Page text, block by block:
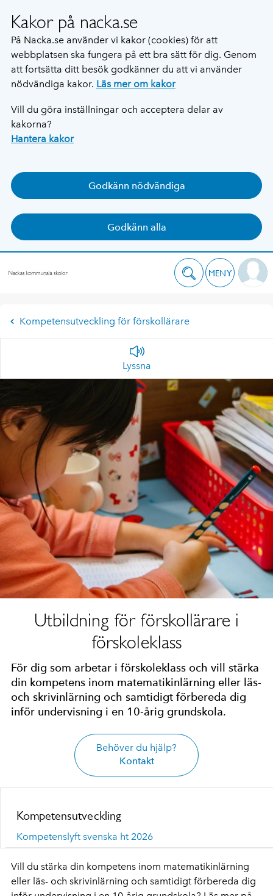
Kakor på nacka.se
På Nacka.se använder vi kakor (cookies) för att
webbplatsen ska fungera på ett bra sätt för dig. Genom
att fortsätta ditt besök godkänner du att vi använder
nödvändiga kakor. Läs mer om kakor
Vill du göra inställningar och acceptera delar av
kakorna?
Hantera kakor
Godkänn nödvändiga
Godkänn alla
MENY
Kompetensutveckling för förskollärare
Lyssna
Utbildning för förskollärare i
förskoleklass
För dig som arbetar i förskoleklass och vill stärka
din kompetens inom matematikinlärning eller läs-
och skrivinlärning och samtidigt förbereda dig
inför undervisning i en 10-årig grundskola.
Behöver du hjälp?
Kontakt
Kompetensutveckling
Kompetenslyft svenska ht 2026
Vill du stärka din kompetens inom matematikinlärning
eller läs- och skrivinlärning och samtidigt förbereda dig